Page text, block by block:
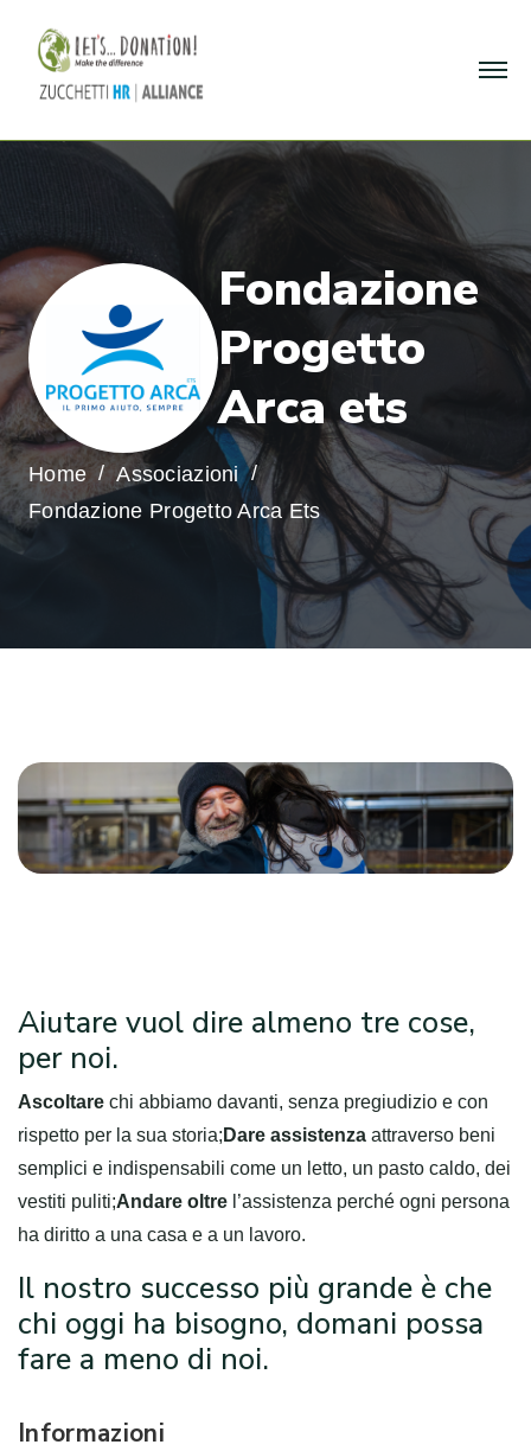
Fondazione
Progetto
Arca ets
Home
Associazioni
Fondazione Progetto Arca Ets
Aiutare vuol dire almeno tre cose,
per noi.
Ascoltare chi abbiamo davanti, senza pregiudizio e con
rispetto per la sua storia; Dare assistenza attraverso beni
semplici e indispensabili come un letto, un pasto caldo, dei
vestiti puliti;Andare oltre l’assistenza perché ogni persona
ha diritto a una casa e a un lavoro.
Il nostro successo più grande è che
chi oggi ha bisogno, domani possa
fare a meno di noi.
Informazioni